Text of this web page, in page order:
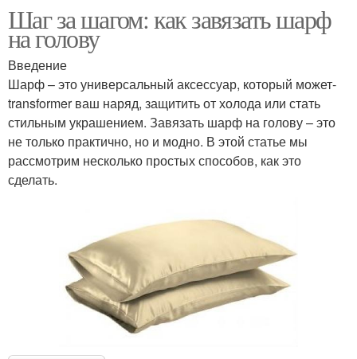
Шаг за шагом: как завязать шарф
на голову
Введение
Шарф – это универсальный аксессуар, который может-
transformer ваш наряд, защитить от холода или стать
стильным украшением. Завязать шарф на голову – это
не только практично, но и модно. В этой статье мы
рассмотрим несколько простых способов, как это
сделать.